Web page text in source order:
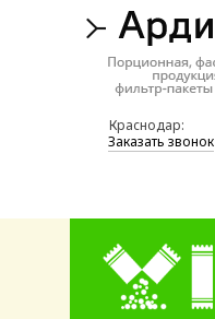
Краснодар:
Заказать звонок